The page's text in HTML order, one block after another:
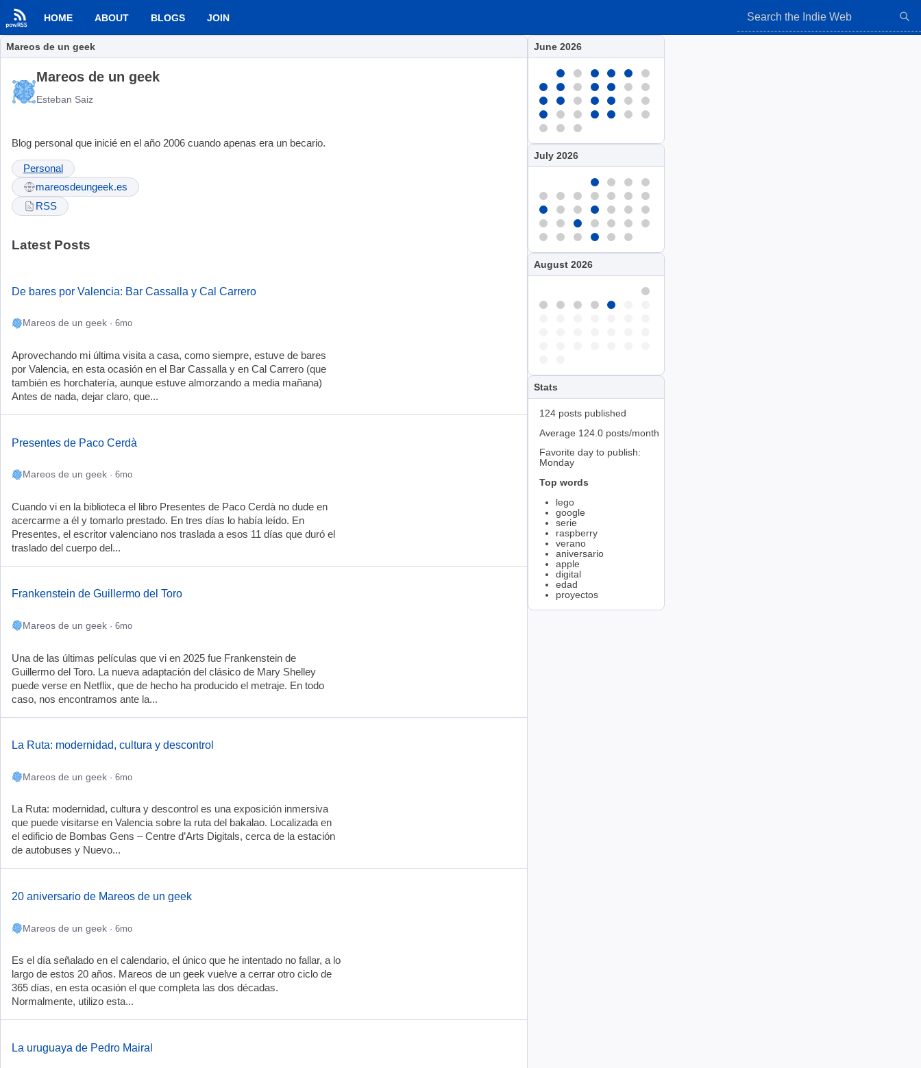
HOME ABOUT BLOGS JOIN
Mareos de un geek
Mareos de un geek
Esteban Saiz
Blog personal que inicié en el año 2006 cuando apenas era un becario.
Personal
mareosdeungeek.es
RSS
Latest Posts
De bares por Valencia: Bar Cassalla y Cal Carrero
Mareos de un geek · 6mo
Aprovechando mi última visita a casa, como siempre, estuve de bares
por Valencia, en esta ocasión en el Bar Cassalla y en Cal Carrero (que
también es horchatería, aunque estuve almorzando a media mañana)
Antes de nada, dejar claro, que...
Presentes de Paco Cerdà
Mareos de un geek · 6mo
Cuando vi en la biblioteca el libro Presentes de Paco Cerdà no dude en
acercarme a él y tomarlo prestado. En tres días lo había leído. En
Presentes, el escritor valenciano nos traslada a esos 11 días que duró el
traslado del cuerpo del...
Frankenstein de Guillermo del Toro
Mareos de un geek · 6mo
Una de las últimas películas que vi en 2025 fue Frankenstein de
Guillermo del Toro. La nueva adaptación del clásico de Mary Shelley
puede verse en Netflix, que de hecho ha producido el metraje. En todo
caso, nos encontramos ante la...
La Ruta: modernidad, cultura y descontrol
Mareos de un geek · 6mo
La Ruta: modernidad, cultura y descontrol es una exposición inmersiva
que puede visitarse en Valencia sobre la ruta del bakalao. Localizada en
el edificio de Bombas Gens – Centre d’Arts Digitals, cerca de la estación
de autobuses y Nuevo...
20 aniversario de Mareos de un geek
Mareos de un geek · 6mo
Es el día señalado en el calendario, el único que he intentado no fallar, a lo
largo de estos 20 años. Mareos de un geek vuelve a cerrar otro ciclo de
365 días, en esta ocasión el que completa las dos décadas.
Normalmente, utilizo esta...
La uruguaya de Pedro Mairal
June 2026
July 2026
August 2026
Stats
124 posts published
Average 124.0 posts/month
Favorite day to publish:
Monday
Top words
lego
google
serie
raspberry
verano
aniversario
apple
digital
edad
proyectos